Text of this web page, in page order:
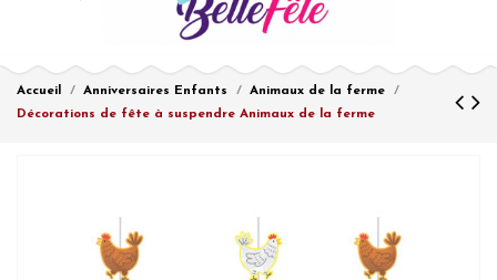
Accueil Anniversaires Enfants
Animaux de la ferme
Décorations de fête à suspendre Animaux de la ferme